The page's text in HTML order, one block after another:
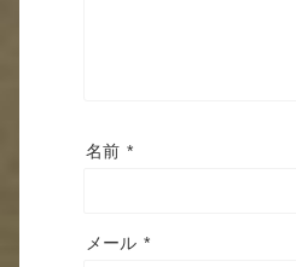
名前 *
メール *